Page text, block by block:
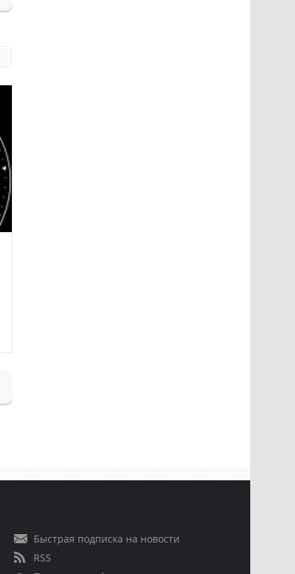
Быстрая подписка на новости
RSS